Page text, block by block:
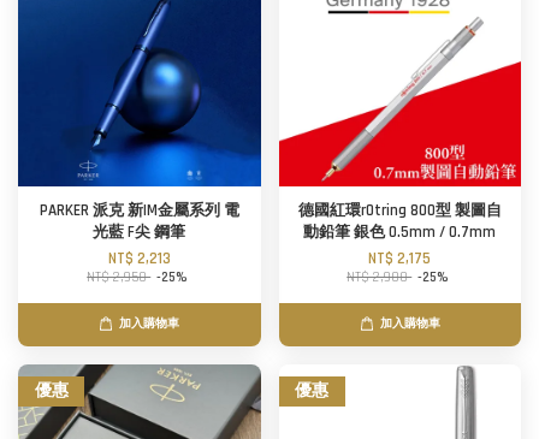
PARKER 派克 新IM金屬系列 電
光藍 F尖 鋼筆
NT$ 2,213
NT$ 2,950 -25%
加入購物車
德國紅環rOtring 800型 製圖自
動鉛筆 銀色 0.5mm / 0.7mm
NT$ 2,175
NT$ 2,900 -25%
加入購物車
優惠 優惠